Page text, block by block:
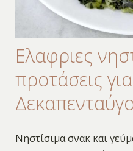
Ελαφριες
προτάσεις
Νηστίσιμα σνακ και